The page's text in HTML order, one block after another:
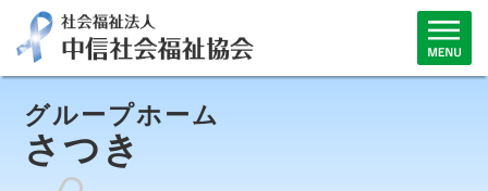
グループホーム
さつき